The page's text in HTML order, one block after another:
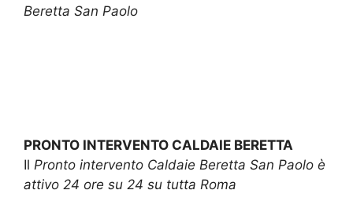
Beretta San Paolo
PRONTO INTERVENTO CALDAIE BERETTA
Il Pronto intervento Caldaie Beretta San Paolo è
attivo 24 ore su 24 su tutta Roma